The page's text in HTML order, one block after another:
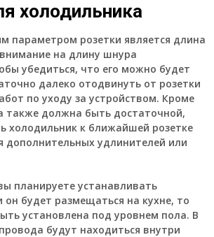
холодильника
параметром розетки является длина
на длину шнура
убедиться, что его можно будет
далеко отодвинуть от розетки
по уходу за устройством. Кроме
также должна быть достаточной,
холодильник к ближайшей розетке
дополнительных удлинителей или
планируете устанавливать
он будет размещаться на кухне, то
установлена под уровнем пола. В
будут находиться внутри